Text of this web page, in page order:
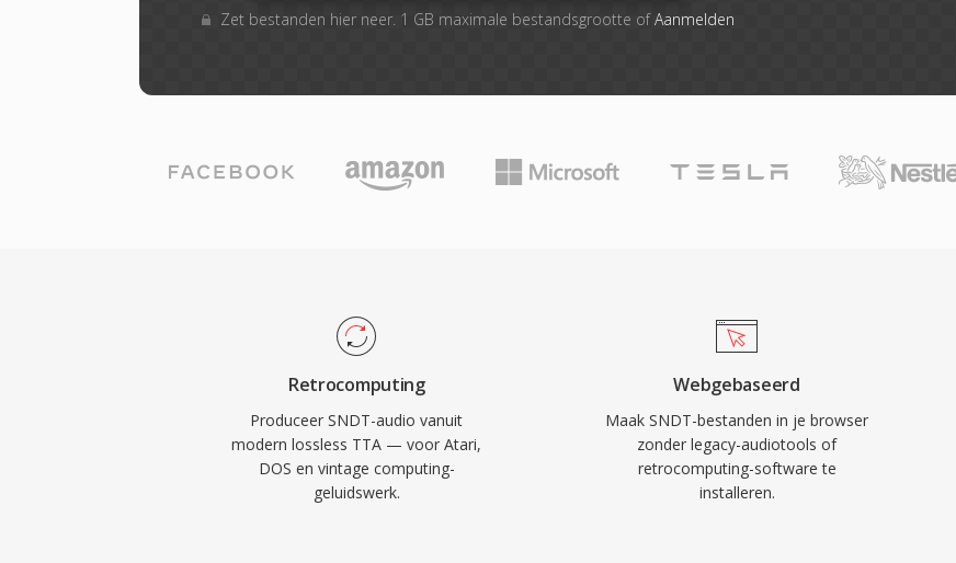
Zet bestanden hier neer. 1 GB maximale bestandsgrootte ofAanmelden
Retrocomputing
Produceer SNDT-audio vanuit
modern lossless TTA — voor Atari,
DOS en vintage computing-
geluidswerk.
Webgebaseerd
Maak SNDT-bestanden in je browser
zonder legacy-audiotools of
retrocomputing-software te
installeren.